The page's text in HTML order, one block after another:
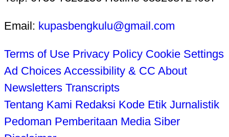
Email: kupasbengkulu@gmail.com
Terms of Use Privacy Policy Cookie Settings
Ad Choices Accessibility & CC About
Newsletters Transcripts
Tentang Kami Redaksi Kode Etik Jurnalistik
Pedoman Pemberitaan Media Siber